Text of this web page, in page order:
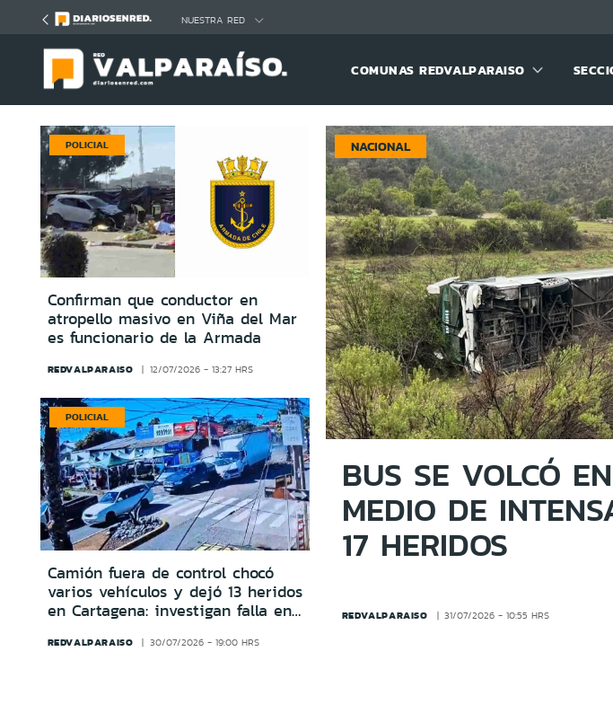
Click acá para ir directamente al contenido
NUESTRA RED
COMUNAS REDVALPARAISO
POLICIAL
Confirman que conductor en
atropello masivo en Viña del Mar
es funcionario de la Armada
REDVALPARAISO 12/07/2026 - 13:27 HRS
POLICIAL
Camión fuera de control chocó
varios vehículos y dejó 13 heridos
en Cartagena: investigan falla en
REDVALPARAISO 30/07/2026 - 19:00 HRS
NACIONAL
BUS SE VOLCÓ
MEDIO DE
17 HERIDOS
REDVALPARAISO 31/07/2026 - 10:55 HRS